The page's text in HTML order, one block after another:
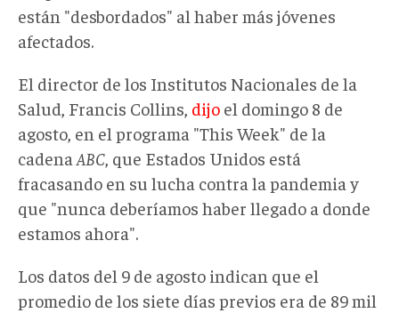
están "desbordados" al haber más jóvenes
afectados.
El director de los Institutos Nacionales de la
Salud, Francis Collins, dijo el domingo 8 de
agosto, en el programa "This Week" de la
cadena ABC, que Estados Unidos está
fracasando en su lucha contra la pandemia y
que "nunca deberíamos haber llegado a donde
estamos ahora".
Los datos del 9 de agosto indican que el
promedio de los siete días previos era de 89 mil